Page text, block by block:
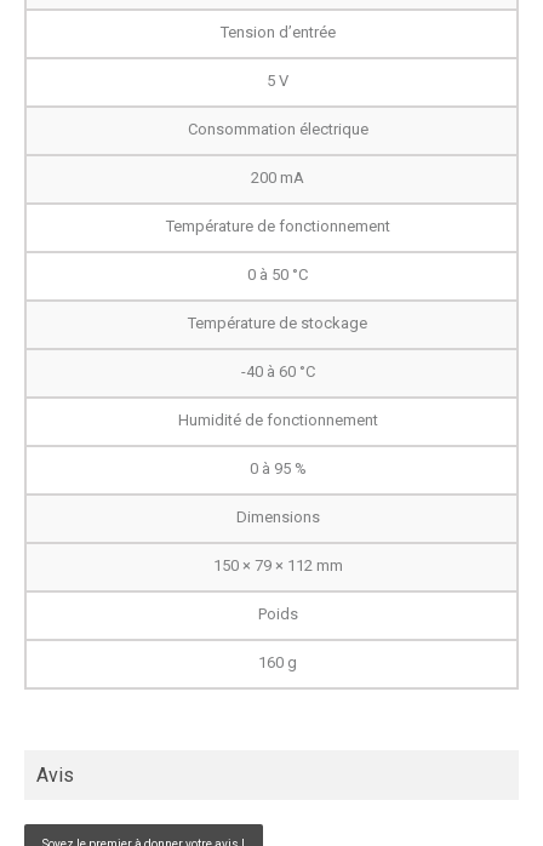
Tension d’entrée
5 V
Consommation électrique
200 mA
Température de fonctionnement
0 à 50 °C
Température de stockage
-40 à 60 °C
Humidité de fonctionnement
0 à 95 %
Dimensions
150 × 79 × 112 mm
Poids
160 g
Avis